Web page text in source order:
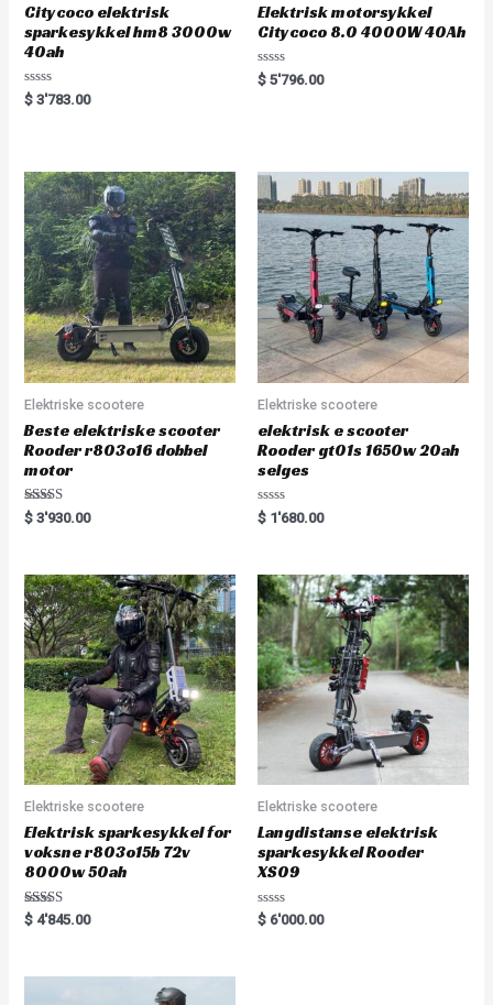
Citycoco elektrisk
sparkesykkel hm8 3000w
40ah
R
a
o
u
t
o
f
5
$ 3'783.00
Elektrisk motorsykkel
Citycoco 8.0 4000W 40Ah
R
a
u
o
f
5
$ 5'796.00
Elektriske scootere
Beste elektriske scooter
Rooder r803o16 dobbel
motor
Rated
5.00
$ 3'930.00
Elektriske scootere
elektrisk e scooter
Rooder gt01s 1650w 20ah
selges
R
a
0
o
u
t
o
f
5
$ 1'680.00
Elektriske scootere
Elektrisk sparkesykkel for
voksne r803o15b 72v
8000w 50ah
Rated
5.00
$ 4'845.00
Elektriske scootere
Langdistanse elektrisk
sparkesykkel Rooder
XS09
R
a
$ 6'000.00